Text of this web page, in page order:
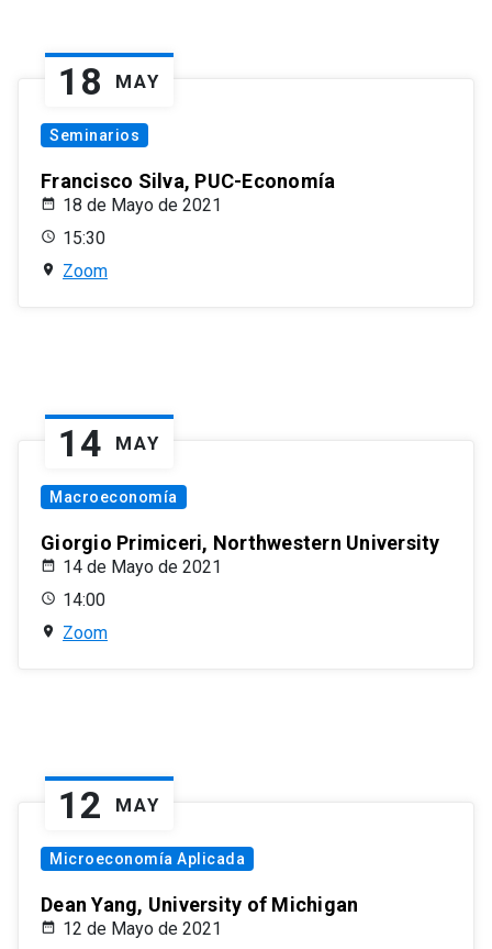
18 MAY
Seminarios
Francisco Silva, PUC-Economía
18 de Mayo de 2021
15:30
Zoom
14 MAY
Macroeconomía
Giorgio Primiceri, Northwestern University
14 de Mayo de 2021
14:00
Zoom
12 MAY
Microeconomía Aplicada
Dean Yang, University of Michigan
12 de Mayo de 2021